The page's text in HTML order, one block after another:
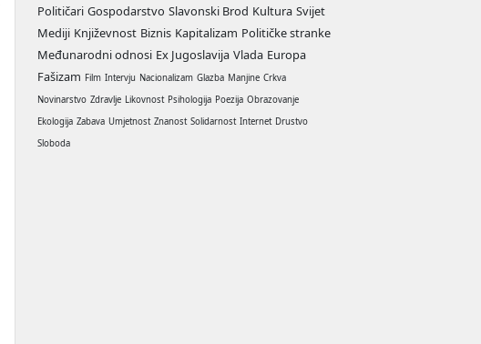
Političari Gospodarstvo Slavonski Brod Kultura Svijet
Mediji Književnost Biznis Kapitalizam Političke stranke
Međunarodni odnosi Ex Jugoslavija Vlada Europa
Fašizam Film Intervju Nacionalizam Glazba Manjine Crkva
Novinarstvo Zdravlje Likovnost Psihologija Poezija Obrazovanje
Ekologija Zabava Umjetnost Znanost Solidarnost Internet Drustvo
Sloboda